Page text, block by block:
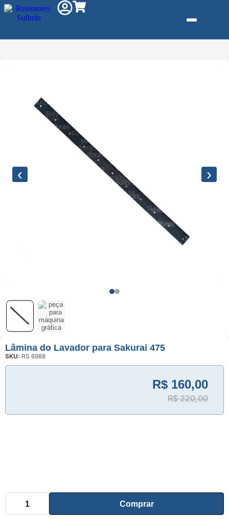
‹ ›
Lâmina do Lavador para Sakurai 475
SKU: RS 6988
R$ 160,00
R$220,00
Comprar
Serviço de
Usinagem